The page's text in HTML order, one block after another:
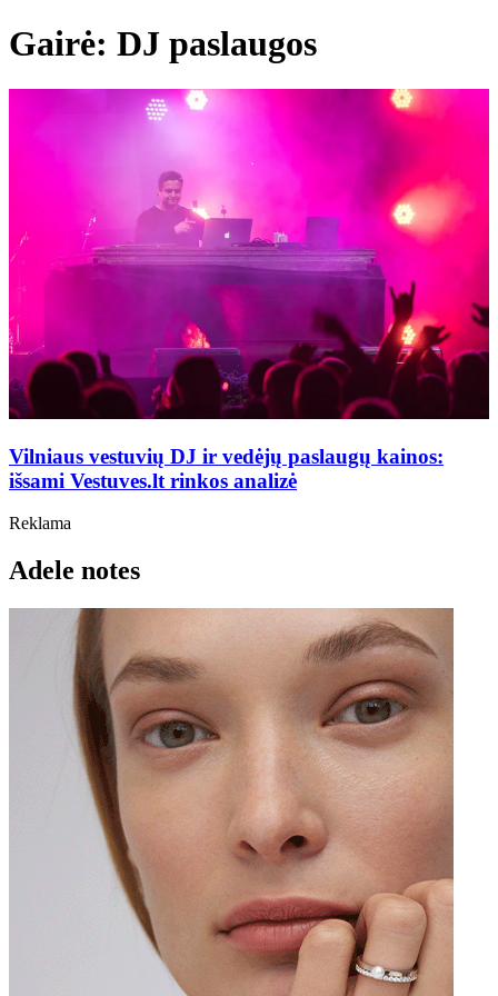
Gairė: DJ paslaugos
Vilniaus vestuvių DJ ir vedėjų paslaugų kainos:
išsami Vestuves.lt rinkos analizė
Reklama
Adele notes